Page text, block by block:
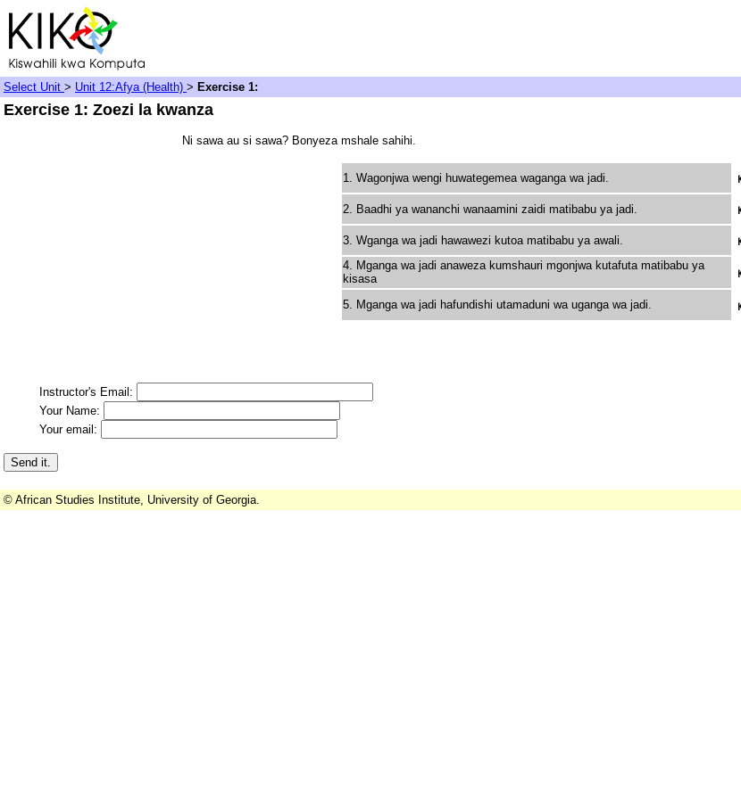
Select Unit > Unit 12:Afya (Health) > Exercise 1:
Exercise 1: Zoezi la kwanza
Ni sawa au si sawa? Bonyeza mshale sahihi.
1. Wagonjwa wengi huwategemea waganga wa jadi.
2. Baadhi ya wananchi wanaamini zaidi matibabu ya jadi.
3. Wganga wa jadi hawawezi kutoa matibabu ya awali.
4. Mganga wa jadi anaweza kumshauri mgonjwa kutafuta matibabu ya
kisasa
5. Mganga wa jadi hafundishi utamaduni wa uganga wa jadi.
Instructor's Email:
Your Name:
Your email:
© African Studies Institute, University of Georgia.